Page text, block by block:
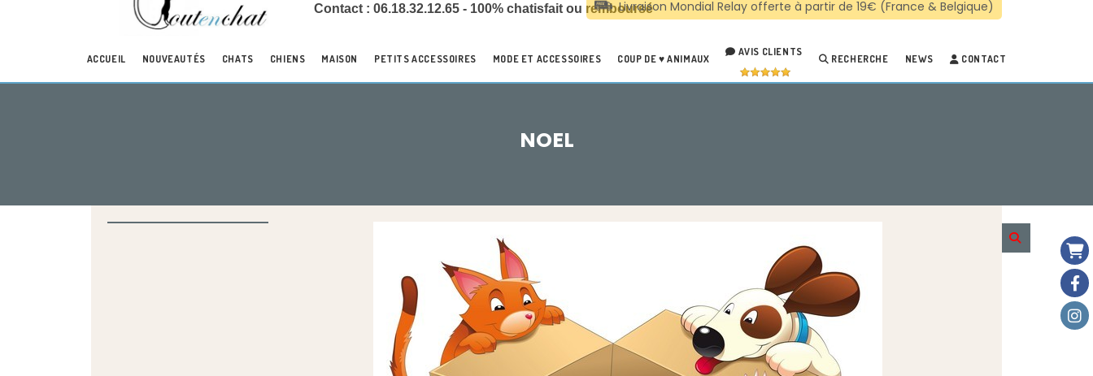
Contact : 06.18.32.12.65 - 100% chatisfait ou remboursé
ACCUEIL NOUVEAUTÉS CHATS CHIENS MAISON PETITS ACCESSOIRES MODE ET ACCESSOIRES COUP DE ♥ ANIMAUX
AVIS CLIENTS
RECHERCHE NEWS CONTACT
NOEL